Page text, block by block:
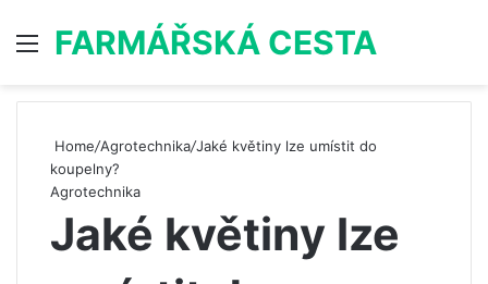
Menu
FARMÁŘSKÁ CESTA
Home/Agrotechnika/Jaké květiny lze umístit do
koupelny?
Agrotechnika
Jaké květiny lze